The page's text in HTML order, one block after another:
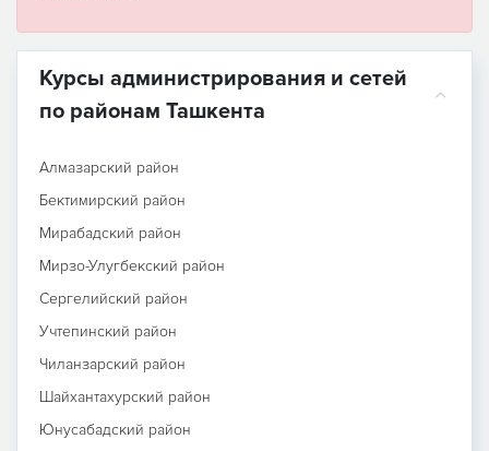
Курсы администрирования и сетей
по районам Ташкента
Алмазарский район
Бектимирский район
Мирабадский район
Мирзо-Улугбекский район
Сергелийский район
Учтепинский район
Чиланзарский район
Шайхантахурский район
Юнусабадский район